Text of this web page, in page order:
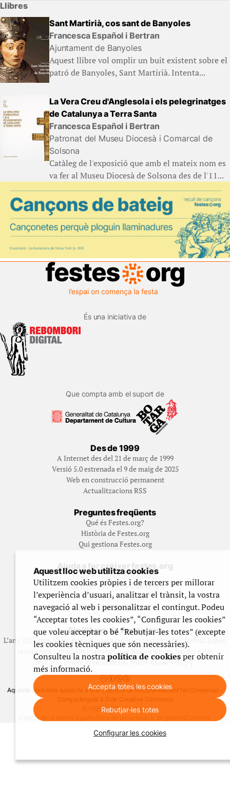
Llibres
Sant Martirià, cos sant de Banyoles
Francesca Español i Bertran
Ajuntament de Banyoles
Aquest llibre vol omplir un buit existent sobre el
patró de Banyoles, Sant Martirià. Intenta...
La Vera Creu d'Anglesola i els pelegrinatges
de Catalunya a Terra Santa
Francesca Español i Bertran
Patronat del Museu Diocesà i Comarcal de
Solsona
Catàleg de l'exposició que amb el mateix nom es
va fer al Museu Diocesà de Solsona des de l'11...
És una iniciativa de
Que compta amb el suport de
Des de 1999
A Internet des del 21 de març de 1999
Versió 5.0 estrenada el 9 de maig de 2025
Web en construcció permanent
Actualitzacions RSS
Preguntes freqüents
Qué és Festes.org?
Història de Festes.org
Qui gestiona Festes.org
Ajuda a fer créixer festes.org
Feste’n editor/contribuidor
Subscriu-t’hi/Feste’n mecenes
Contracta publicitat
Fes un donatiu puntual
Els llibres de festes.org
L’any 2012 vam posar en marxa una col·lecció editorial en format paper,
recuperant i ampliant materials que fins aleshores havien estat
exclusivament accessibles al nostre espai web. [+]
Aquesta obra està subjecta a una llicència de Reconeixement No Comercial -
CompartirIgual 4.0 de Creative Commons
© 1999-2026 festes.org
Crèdits del web
Aquest lloc web utilitza cookies
Utilitzem cookies pròpies i de tercers per millorar
l’experiència d’usuari, analitzar el trànsit, la vostra
navegació al web i personalitzar el contingut. Podeu
“Acceptar totes les cookies”, “Configurar les cookies”
que voleu acceptar o bé “Rebutjar-les totes” (excepte
les cookies tècniques que són necessàries).
Consulteu la nostrapolítica de cookiesper obtenir
més informació.
Accepta totes les cookies
Rebutjar-les totes
Configurar les cookies